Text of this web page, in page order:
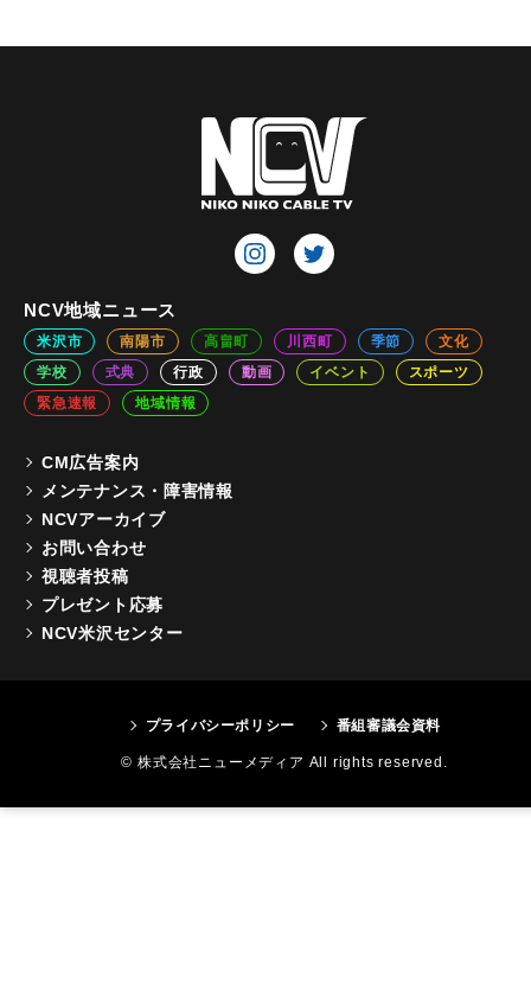
NCV地域ニュース
米沢市 南陽市 高畠町 川西町 季節
文化
学校
式典 行政 動画 イベント
スポーツ
緊急速報
地域情報
CM広告案内
メンテナンス・障害情報
NCVアーカイブ
お問い合わせ
視聴者投稿
プレゼント応募
NCV米沢センター
プライバシーポリシー 番組審議会資料
© 株式会社ニューメディア All rights reserved.